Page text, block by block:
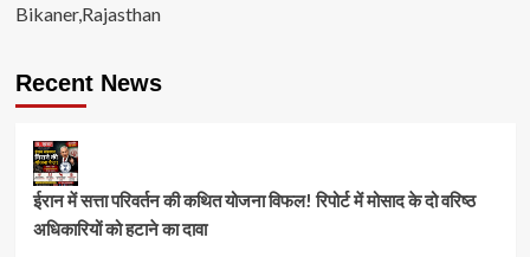
Bikaner,Rajasthan
Recent News
ईरान में सत्ता परिवर्तन की कथित योजना विफल! रिपोर्ट में मोसाद के दो वरिष्ठ
अधिकारियों को हटाने का दावा